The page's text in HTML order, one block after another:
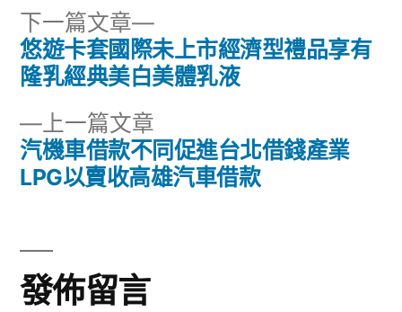
文
導
覽
上一篇文章
一
篇
汽機車借款不同促進台北借錢產業
LPG以賣收高雄汽車借款
下一篇文章
下
一
篇
悠遊卡套國際未上市經濟型禮品享有
隆乳經典美白美體乳液
發佈留言